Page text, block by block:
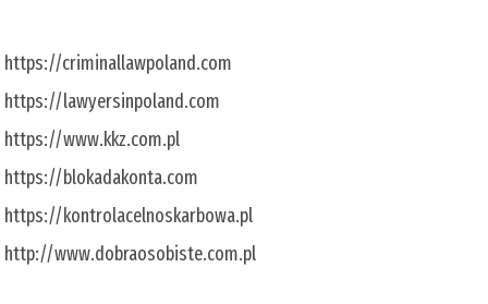
https://criminallawpoland.com
https://lawyersinpoland.com
https://www.kkz.com.pl
https://blokadakonta.com
https://kontrolacelnoskarbowa.pl
http://www.dobraosobiste.com.pl